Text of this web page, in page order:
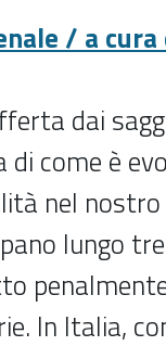
/ a cura
dai
di come è
nel
lungo
In Italia,